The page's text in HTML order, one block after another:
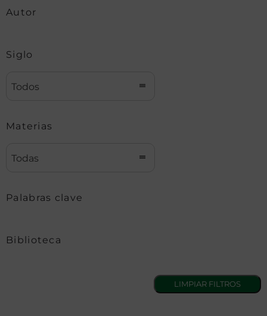
Autor
Siglo
Todos
Materias
Todas
Palabras clave
Biblioteca